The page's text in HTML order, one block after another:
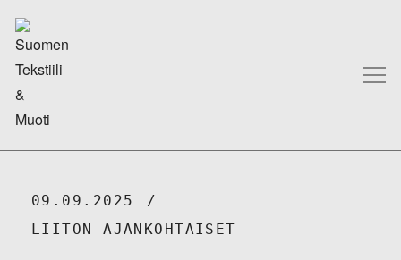
09.09.2025
LIITON AJANKOHTAISET